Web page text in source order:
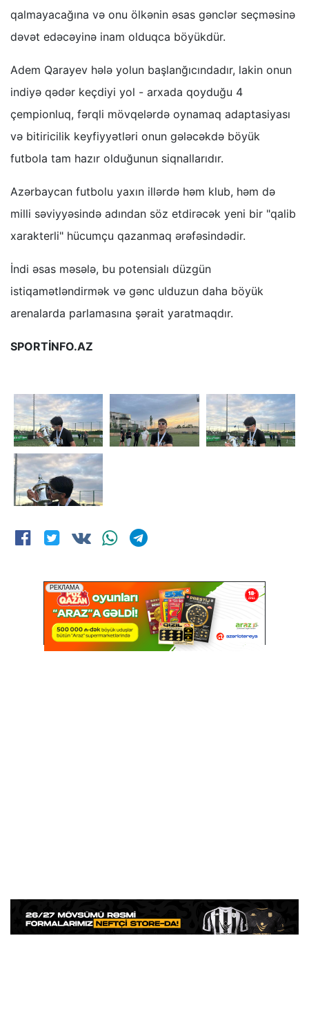
qalmayacağına və onu ölkənin əsas gənclər seçməsinə
dəvət edəcəyinə inam olduqca böyükdür.
Adem Qarayev hələ yolun başlanğıcındadır, lakin onun
indiyə qədər keçdiyi yol - arxada qoyduğu 4
çempionluq, fərqli mövqelərdə oynamaq adaptasiyası
və bitiricilik keyfiyyətləri onun gələcəkdə böyük
futbola tam hazır olduğunun siqnallarıdır.
Azərbaycan futbolu yaxın illərdə həm klub, həm də
milli səviyyəsində adından söz etdirəcək yeni bir "qalib
xarakterli" hücumçu qazanmaq ərəfəsindədir.
İndi əsas məsələ, bu potensialı düzgün
istiqamətləndirmək və gənc ulduzun daha böyük
arenalarda parlamasına şərait yaratmaqdır.
SPORTİNFO.AZ